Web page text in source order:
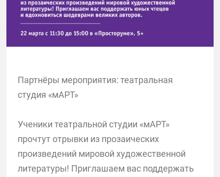
Партнёры мероприятия: театральная
студия «мАРТ»
Ученики театральной студии «мАРТ»
прочтут отрывки из прозаических
произведений мировой художественной
литературы! Приглашаем вас поддержать